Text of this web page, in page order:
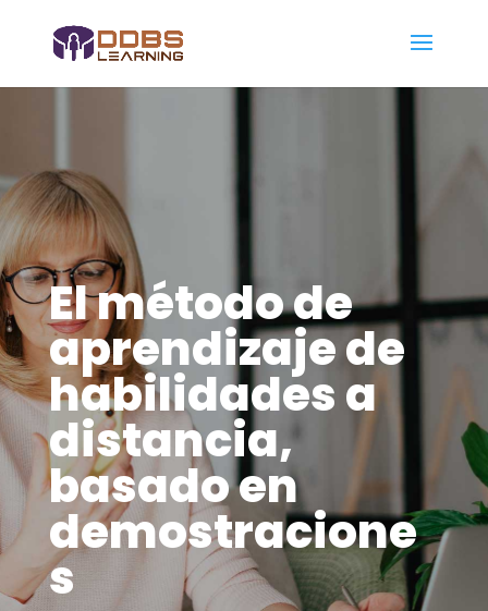
El método de
aprendizaje de
habilidades a
distancia,
basado en
demostracione
s